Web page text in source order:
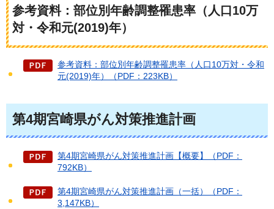
参考資料：部位別年齢調整罹患率（人口10万
対・令和元(2019)年）
参考資料：部位別年齢調整罹患率（人口10万対・令和
元(2019)年）（PDF：223KB）
第4期宮崎県がん対策推進計画
第4期宮崎県がん対策推進計画【概要】（PDF：
792KB）
第4期宮崎県がん対策推進計画（一括）（PDF：
3,147KB）